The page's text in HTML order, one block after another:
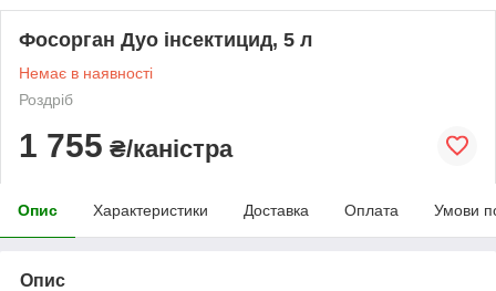
Фосорган Дуо інсектицид, 5 л
Немає в наявності
Роздріб
1 755 ₴/каністра
Опис Характеристики Доставка Оплата Умови
Опис